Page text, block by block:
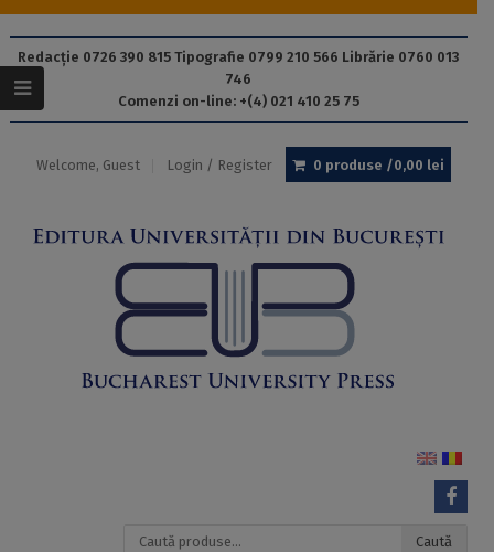
Redacție 0726 390 815 Tipografie 0799 210 566 Librărie 0760 013
746
Comenzi on-line: +(4) 021 410 25 75
Welcome, Guest Login / Register 0 produse /0,00 lei
Caută
Caută